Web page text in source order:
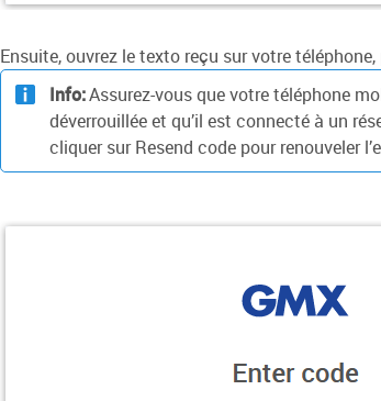
Ensuite, ouvrez le texto reçu sur votre
Info:Assurez-vous que votre téléphone
déverrouillée et qu’il est connecté à un
cliquer sur Resend code pour renouveler